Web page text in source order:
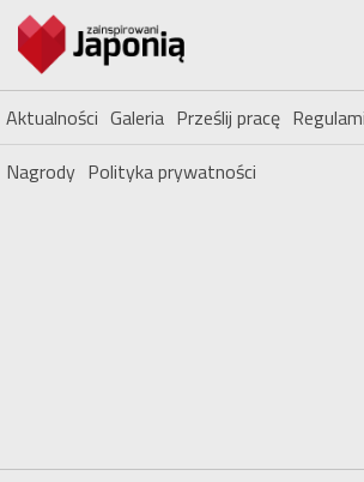
Aktualności Galeria Prześlij pracę
Nagrody Polityka prywatności